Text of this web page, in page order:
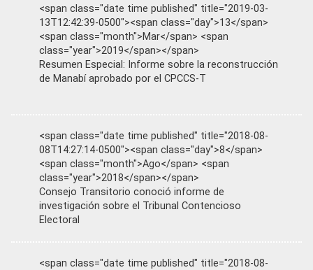
<span class="date time published" title="2019-03-
13T12:42:39-0500"><span class="day">13</span>
<span class="month">Mar</span> <span
class="year">2019</span></span>
Resumen Especial: Informe sobre la reconstrucción
de Manabí aprobado por el CPCCS-T
<span class="date time published" title="2018-08-
08T14:27:14-0500"><span class="day">8</span>
<span class="month">Ago</span> <span
class="year">2018</span></span>
Consejo Transitorio conoció informe de
investigación sobre el Tribunal Contencioso
Electoral
<span class="date time published" title="2018-08-